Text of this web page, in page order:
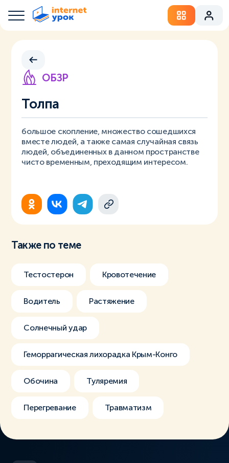
ОБЗР
Толпа
большое скопление, множество сошедшихся
вместе людей, а также самая случайная связь
людей, объединенных в данном пространстве
чисто временным, преходящим интересом.
Также по теме
Тестостерон Кровотечение
Водитель Растяжение
Солнечный удар
Геморрагическая лихорадка Крым-Конго
Обочина Туляремия
Перегревание Травматизм